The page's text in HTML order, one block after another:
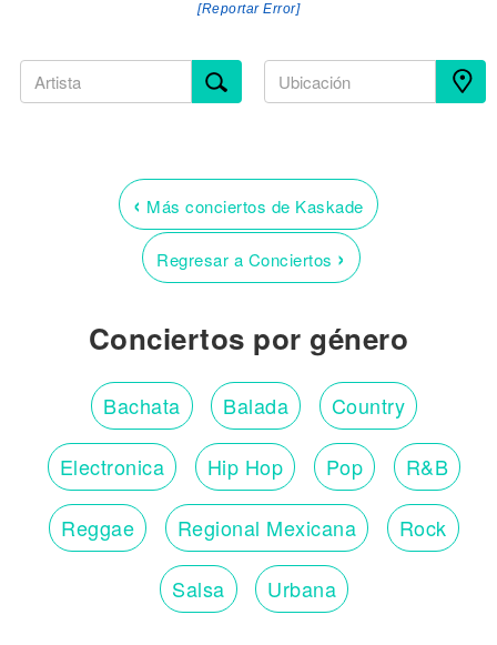
[Reportar Error]
‹ Más conciertos de Kaskade
Regresar a Conciertos ›
Conciertos por género
Bachata Balada Country
Electronica Hip Hop Pop R&B
Reggae Regional Mexicana Rock
Salsa Urbana